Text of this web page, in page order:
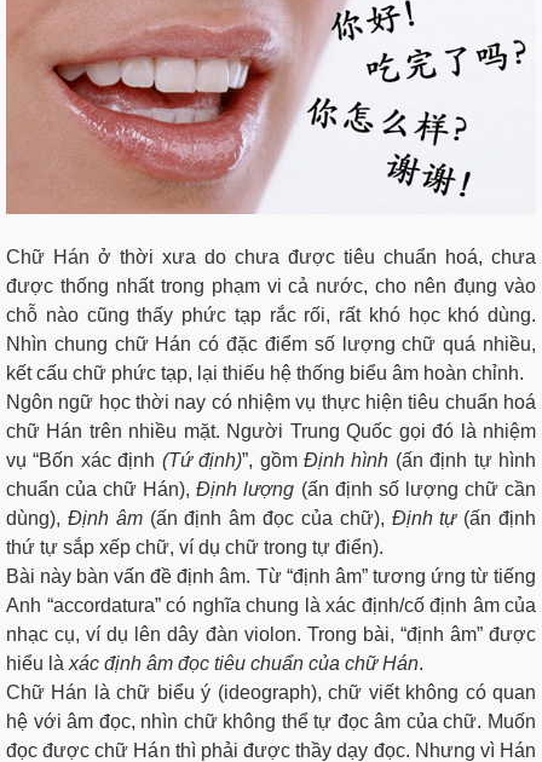
Chữ Hán ở thời xưa do chưa được tiêu chuẩn hoá, chưa
được thống nhất trong phạm vi cả nước, cho nên đụng vào
chỗ nào cũng thấy phức tạp rắc rối, rất khó học khó dùng.
Nhìn chung chữ Hán có đặc điểm số lượng chữ quá nhiều,
kết cấu chữ phức tạp, lại thiếu hệ thống biểu âm hoàn chỉnh.
Ngôn ngữ học thời nay có nhiệm vụ thực hiện tiêu chuẩn hoá
chữ Hán trên nhiều mặt. Người Trung Quốc gọi đó là nhiệm
vụ “Bốn xác định (Tứ định)”, gồm Định hình (ấn định tự hình
chuẩn của chữ Hán),Định lượng (ấn định số lượng chữ cần
dùng), Định âm (ấn định âm đọc của chữ), Định tự (ấn định
thứ tự sắp xếp chữ, ví dụ chữ trong tự điển).
Bài này bàn vấn đề định âm. Từ “định âm” tương ứng từ tiếng
Anh “accordatura” có nghĩa chung là xác định/cố định âm của
nhạc cụ, ví dụ lên dây đàn violon. Trong bài, “định âm” được
hiểu là xác định âm đọc tiêu chuẩn của chữ Hán.
Chữ Hán là chữ biểu ý (ideograph), chữ viết không có quan
hệ với âm đọc, nhìn chữ không thể tự đọc âm của chữ. Muốn
đọc được chữ Hán thì phải được thầy dạy đọc. Nhưng vì Hán